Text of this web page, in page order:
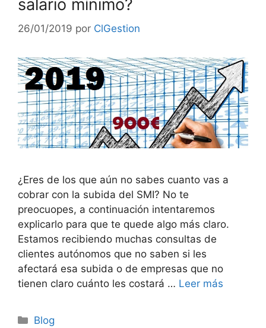
salario mínimo?
26/01/2019 por ClGestion
¿Eres de los que aún no sabes cuanto vas a
cobrar con la subida del SMI? No te
preocuopes, a continuación intentaremos
explicarlo para que te quede algo más claro.
Estamos recibiendo muchas consultas de
clientes autónomos que no saben si les
afectará esa subida o de empresas que no
tienen claro cuánto les costará … Leer más
Categorías
Blog